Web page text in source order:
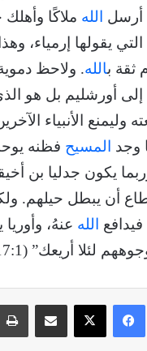
أرسل
الله
يقولها إرمياء،
ثقة بالله. ولاحظ
وليمنع الأنبياء
وجد
المسيح فظنه
أن يبطل حيلهم.
الله عنهُ،
لئلا أريعك” (17:1).
فيسبوك‫X مشاركة عبر البريد